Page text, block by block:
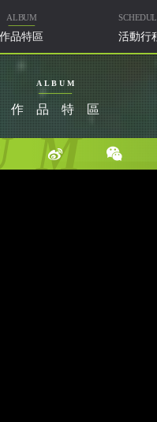
ALBUM
作品特區 活動行
作品特區
ALBUM